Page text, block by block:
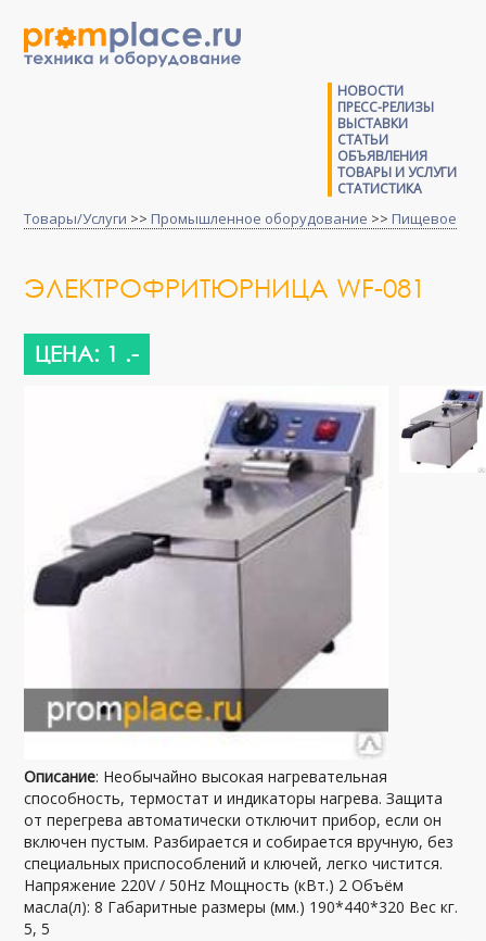
НОВОСТИ
ПРЕСС-РЕЛИЗЫ
ВЫСТАВКИ
СТАТЬИ
ОБЪЯВЛЕНИЯ
ТОВАРЫ И УСЛУГИ
СТАТИСТИКА
Товары/Услуги >> Промышленное оборудование >> Пищевое
ЭЛЕКТРОФРИТЮРНИЦА WF-081
ЦЕНА: 1 .-
Описание: Необычайно высокая нагревательная
способность, термостат и индикаторы нагрева. Защита
от перегрева автоматически отключит прибор, если он
включен пустым. Разбирается и собирается вручную, без
специальных приспособлений и ключей, легко чистится.
Напряжение 220V / 50Hz Мощность (кВт.) 2 Объём
масла(л): 8 Габаритные размеры (мм.) 190*440*320 Вес кг.
5, 5